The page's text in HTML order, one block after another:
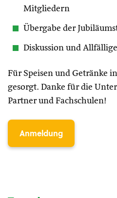
Mitgliedern
Übergabe der
Diskussion und
Für Speisen und Getränke
gesorgt. Danke für die
Partner und Fachschulen!
Anmeldung